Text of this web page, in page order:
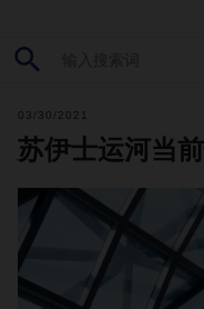
03/30/2021
苏伊士运河当